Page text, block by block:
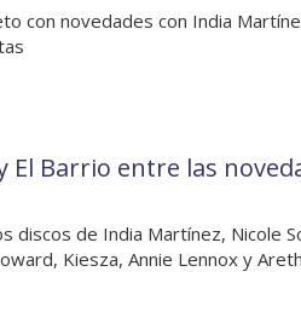
con novedades con India
El Barrio entre las
discos de India Martínez, Nicole
Kiesza, Annie Lennox y